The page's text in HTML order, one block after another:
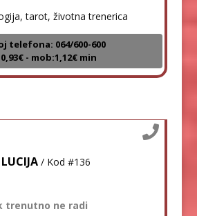
tarot, životna trenerica
telefona: 064/600-600
- mob:1,12€ min
LUCIJA / Kod #136
trenutno ne radi